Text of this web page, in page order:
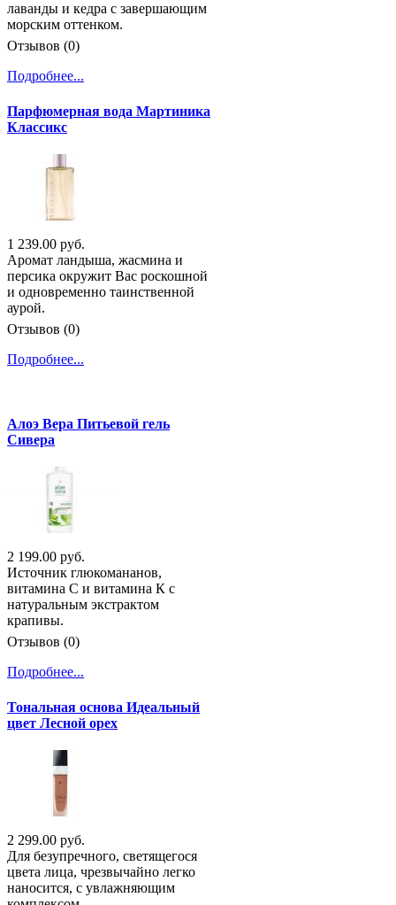
лаванды и кедра с завершающим
морским оттенком.
Отзывов (0)
Подробнее...
Парфюмерная вода Мартиника
Классикс
1 239.00 руб.
Аромат ландыша, жасмина и
персика окружит Вас роскошной
и одновременно таинственной
аурой.
Отзывов (0)
Подробнее...
Алоэ Вера Питьевой гель
Сивера
2 199.00 руб.
Источник глюкомананов,
витамина С и витамина К с
натуральным экстрактом
крапивы.
Отзывов (0)
Подробнее...
Тональная основа Идеальный
цвет Лесной орех
2 299.00 руб.
Для безупречного, светящегося
цвета лица, чрезвычайно легко
наносится, с увлажняющим